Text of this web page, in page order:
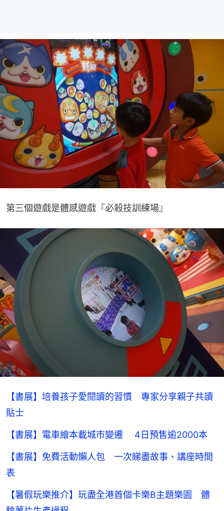
第三個遊戲是體感遊戲『必殺技訓練場』
【書展】培養孩子愛閱讀的習慣 專家分享親子共讀
貼士
【書展】電車繪本載城市變遷 4日預售逾2000本
【書展】免費活動懶人包 一次睇盡故事、講座時間
表
【暑假玩樂推介】玩盡全港首個卡樂B主題樂園 體